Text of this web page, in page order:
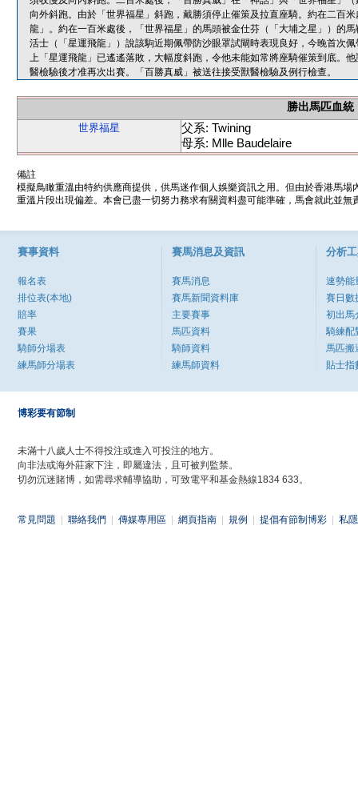
向外斜跑。由於「世界福星」斜跑，戴勝須停止催策及拉直座騎。約在二百
龍」。約在一百米處後，「世界福星」的馬頭被金仕芬（「大埔之星」）的
活士（「星運飛龍」）說該駒近期佩帶防沙眼罩試閘時表現良好，今晚首次
上「星運飛龍」已遙遙落敗，大幅度斜跑，令他未能如常將座騎催策到底。
醫檢驗後才准再次出賽。「百勝真威」被送往接受獸醫檢驗及例行檢查。
勝出馬匹血統
世界福星
父系: Twining
母系: Mlle Baudelaire
備註
模擬鳥瞰重溫由特約供應商提供，供馬迷作個人娛樂資訊之用。但由於香港馬
重溫片段出現偏差。本會已盡一切努力務求有關資料盡可能準確，馬會就此並
賽事資料
報名表
排位表(本地)
賠率
賽果
騎師分場表
練馬師分場表
賽馬消息及資訊
賽馬消息
賽馬新聞資料庫
主要賽事
馬匹資料
騎師資料
練馬師資料
分析
速勢能
賽日數
初出馬
騎練配
馬匹搬
貼士指
博彩要有節制
未滿十八歲人士不得投注或進入可投注的地方。
向非法或海外莊家下注，即屬違法，且可被判監禁。
切勿沉迷賭博，如需尋求輔導協助，可致電平和基金熱線1834 633。
常見問題 聯絡我們 傳媒專用區 網頁指南 規例 提倡有節制博彩 私